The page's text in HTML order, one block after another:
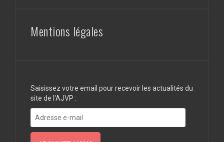
Mentions légales
Saisissez votre email pour recevoir les actualités du
site de l'AJVP :
e-
mail